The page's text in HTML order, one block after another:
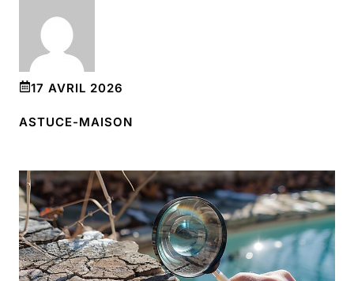
17 AVRIL 2026
ASTUCE-MAISON